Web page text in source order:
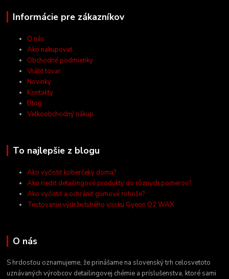
Informácie pre zákazníkov
O nás
Ako nakupovať
Obchodné podmienky
Vrátiť tovar
Novinky
Kontakty
Blog
Veľkoobchodný nákup
To najlepšie z blogu
Ako vyčistiť koberčeky doma?
Ako riediť detailingové produkty do rôznych pomerov?
Ako vyčistiť a ochrániť gumové rohože?
Testovanie výdrže tuhého vosku Gyeon Q2 WAX
O nás
S hrdosťou oznamujeme, že prinášame na slovenský trh celosvetoto
uznávaných výrobcov detailingovej chémie a príslušenstva, ktoré sami